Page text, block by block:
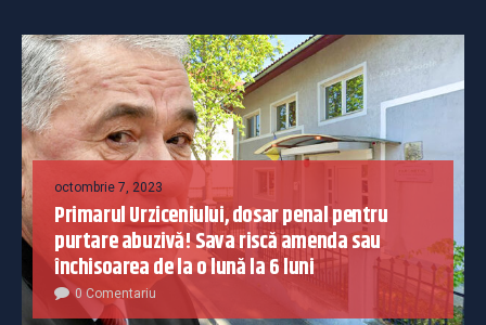
octombrie 7, 2023
Primarul Urziceniului, dosar penal pentru
purtare abuzivă! Sava riscă amenda sau
închisoarea de la o lună la 6 luni
0 Comentariu